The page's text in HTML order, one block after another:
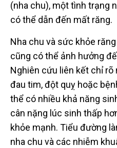
(nha chu), một tình trạng
có thể dẫn đến mất răng.
Nha chu và sức khỏe
cũng có thể ảnh hưởng
Nghiên cứu liên kết chỉ
đau tim, đột quỵ hoặc
thể có nhiều khả năng
cân nặng lúc sinh thấp
khỏe mạnh. Tiểu đường
nha chu và các nhiễm